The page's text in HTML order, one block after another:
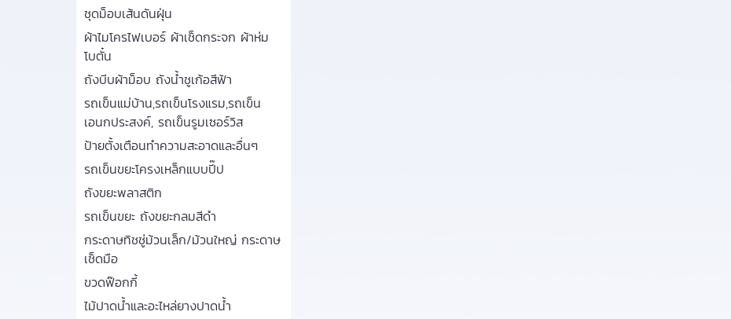
ชุดม็อบเส้นดันฝุ่น
ผ้าไมโครไฟเบอร์ ผ้าเช็ดกระจก ผ้าห่ม
โบตั๋น
ถังบีบผ้าม็อบ ถังน้ำชูเก้อสีฟ้า
รถเข็นแม่บ้าน,รถเข็นโรงแรม,รถเข็น
เอนกประสงค์, รถเข็นรูมเซอร์วิส
ป้ายตั้งเตือนทำความสะอาดและอื่นๆ
รถเข็นขยะโครงเหล็กแบบปี๊ป
ถังขยะพลาสติก
รถเข็นขยะ ถังขยะกลมสีดำ
กระดาษทิชชู่ม้วนเล็ก/ม้วนใหญ่ กระดาษ
เช็ดมือ
ขวดฟ๊อกกี้
ไม้ปาดน้ำและอะไหล่ยางปาดน้ำ